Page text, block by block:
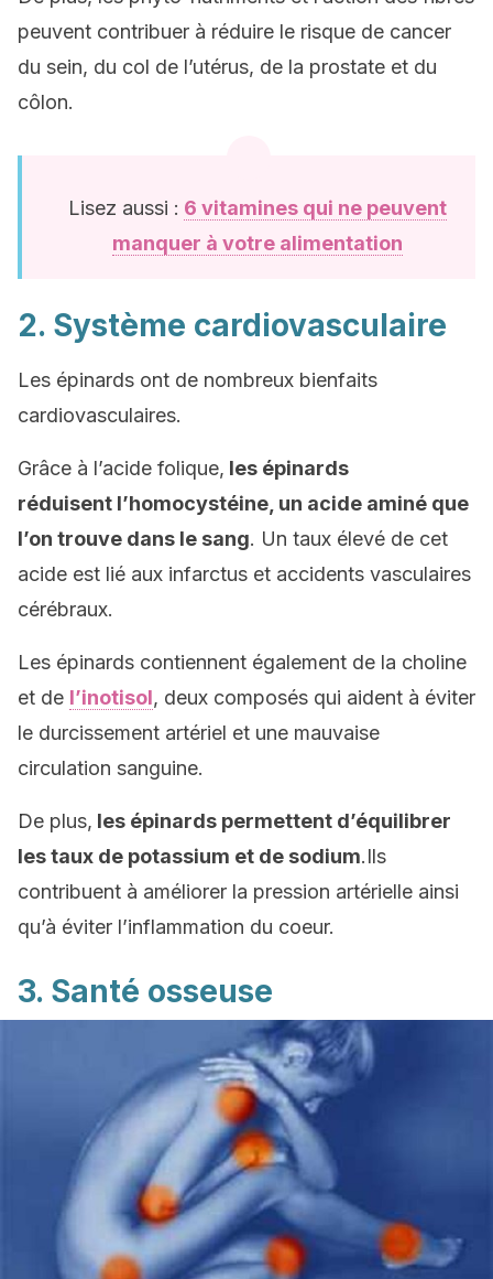
peuvent contribuer à réduire le risque de cancer
du sein, du col de l’utérus, de la prostate et du
côlon.
Lisez aussi : 6 vitamines qui ne peuvent
manquer à votre alimentation
2. Système cardiovasculaire
Les épinards ont de nombreux bienfaits
cardiovasculaires.
Grâce à l’acide folique, les épinards
réduisent l’homocystéine, un acide aminé que
l’on trouve dans le sang. Un taux élevé de cet
acide est lié aux infarctus et accidents vasculaires
cérébraux.
Les épinards contiennent également de la choline
et de l’inotisol, deux composés qui aident à éviter
le durcissement artériel et une mauvaise
circulation sanguine.
De plus, les épinards permettent d’équilibrer
les taux de potassium et de sodium.Ils
contribuent à améliorer la pression artérielle ainsi
qu’à éviter l’inflammation du coeur.
3. Santé osseuse